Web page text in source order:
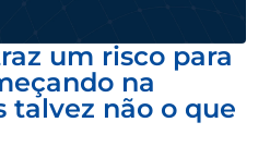
um risco para
na
não o que